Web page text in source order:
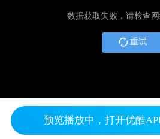
数据获取失败，请检查
重试
预览播放中，打开优酷